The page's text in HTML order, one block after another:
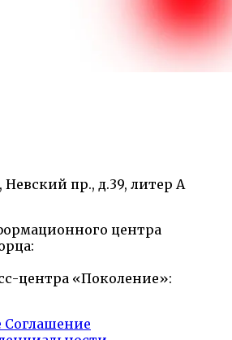
пр., д.39, литер А
центра
центра «Поколение»:
Соглашение